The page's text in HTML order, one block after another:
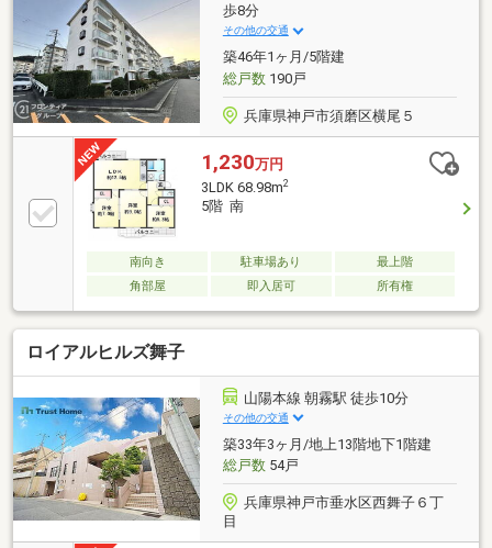
≫・浴室、トイレ新調≪2018年≫・キッチン、洗面
台、二重サッシ新調・クロス、床張り替え◇周辺環
境・ローソン神戸妙法寺荒打店まで徒歩6分・コープ
横尾まで徒歩9分
歩8分
その他の交通
築46年1ヶ月/5階建
総戸数190戸
兵庫県神戸市須磨区横尾５
1,230万円
3LDK 68.98m2
5階 南
南向き 駐車場あり
最上階
角部屋
即入居可 所有権
ロイアルヒルズ舞子
山陽本線 朝霧駅 徒歩10分
その他の交通
築33年3ヶ月/地上13階地下1階建
総戸数54戸
兵庫県神戸市垂水区西舞子６丁
目